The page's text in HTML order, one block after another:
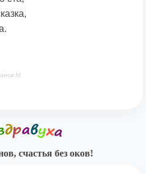
М.
счастья без оков!